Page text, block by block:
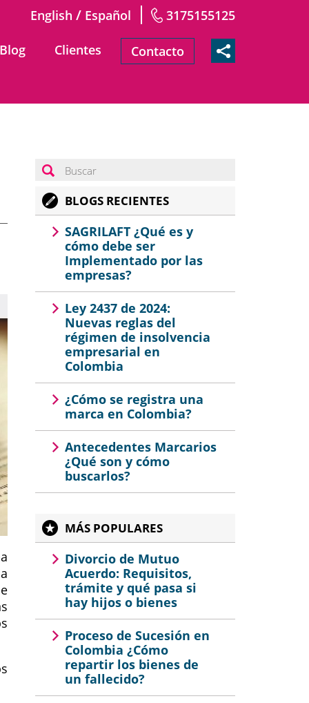
English / Español 3175155125
Blog Clientes Contacto
BLOGS RECIENTES
SAGRILAFT ¿Qué es y
cómo debe ser
Implementado por las
empresas?
Ley 2437 de 2024:
Nuevas reglas del
régimen de insolvencia
empresarial en
Colombia
¿Cómo se registra una
marca en Colombia?
Antecedentes Marcarios
¿Qué son y cómo
buscarlos?
MÁS POPULARES
Divorcio de Mutuo
Acuerdo: Requisitos,
trámite y qué pasa si
hay hijos o bienes
Proceso de Sucesión en
Colombia ¿Cómo
repartir los bienes de
un fallecido?